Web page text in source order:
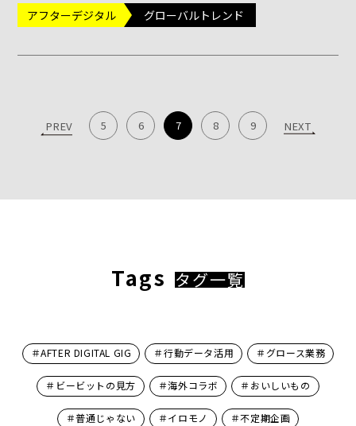
アフターデジタル グローバルトレンド
PREV 5 6 7 8 9 NEXT
Tags タグ一覧
＃AFTER DIGITAL GIG ＃行動データ活用 ＃グロース業務
＃ビービットの見方 ＃海外コラボ ＃おいしいもの
＃普通じゃない ＃イロモノ ＃不定期企画